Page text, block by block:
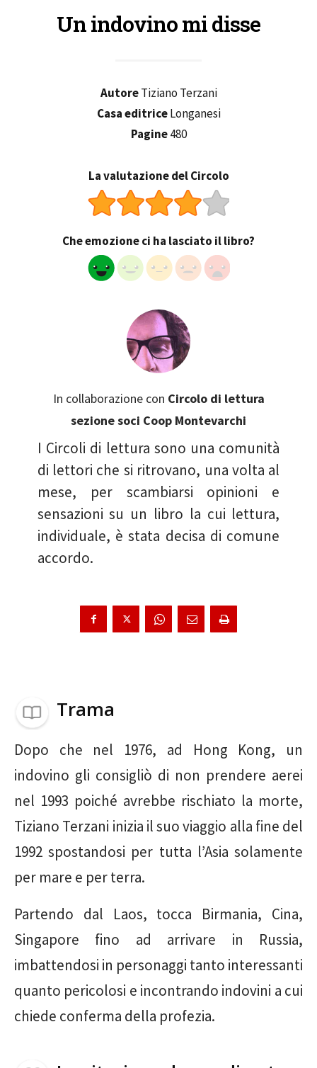
Un indovino mi disse
AutoreTiziano Terzani
Casa editriceLonganesi
Pagine480
La valutazione del Circolo
Che emozione ci ha lasciato il libro?
In collaborazione con Circolo di lettura
sezione soci Coop Montevarchi
I Circoli di lettura sono una comunità
di lettori che si ritrovano, una volta al
mese, per scambiarsi opinioni e
sensazioni su un libro la cui lettura,
individuale, è stata decisa di comune
accordo.
Trama
Dopo che nel 1976, ad Hong Kong, un
indovino gli consigliò di non prendere aerei
nel 1993 poiché avrebbe rischiato la morte,
Tiziano Terzani inizia il suo viaggio alla fine del
1992 spostandosi per tutta l’Asia solamente
per mare e per terra.
Partendo dal Laos, tocca Birmania, Cina,
Singapore fino ad arrivare in Russia,
imbattendosi in personaggi tanto interessanti
quanto pericolosi e incontrando indovini a cui
chiede conferma della profezia.